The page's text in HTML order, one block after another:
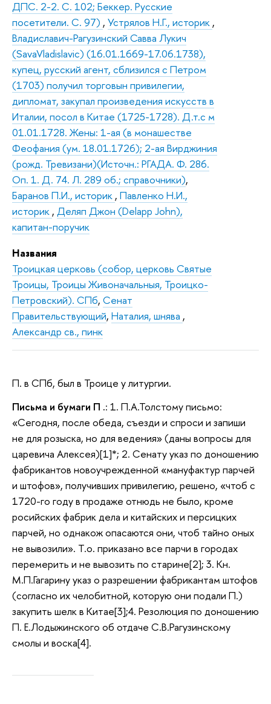
ДПС. 2-2. С. 102; Беккер. Русские
посетители. С. 97) , Устрялов Н.Г., историк ,
Владиславич-Рагузинский Савва Лукич
(SavaVladislavic) (16.01.1669-17.06.1738),
купец, русский агент, сблизился с Петром
(1703) получил торговын привилегии,
дипломат, закупал произведения искусств в
Италии, посол в Китае (1725-1728). Д.т.с м
01.01.1728. Жены: 1-ая (в монашестве
Феофания (ум. 18.01.1726); 2-ая Вирджиния
(рожд. Тревизани)(Источн.: РГАДА. Ф. 286.
Оп. 1. Д. 74. Л. 289 об.; справочники),
Баранов П.И., историк , Павленко Н.И.,
историк , Деляп Джон (Delapp John),
капитан-поручик
Названия
Троицкая церковь (собор, церковь Святые
Троицы, Троицы Живоначальныя, Троицко-
Петровский). СПб, Сенат
Правительствующий, Наталия, шнява ,
Александр св., пинк
П. в СПб, был в Троице у литургии.
Письма и бумаги П .: 1. П.А.Толстому письмо:
«Сегодня, после обеда, съезди и спроси и запиши
не для розыска, но для ведения» (даны вопросы для
царевича Алексея)[1]*; 2. Сенату указ по доношению
фабрикантов новоучрежденной «мануфактур парчей
и штофов», получивших привилегию, решено, «чтоб с
1720-го году в продаже отнюдь не было, кроме
росийских фабрик дела и китайских и персицких
парчей, но однакож опасаются они, чтоб тайно оных
не вывозили». Т.о. приказано все парчи в городах
перемерить и не вывозить по старине[2]; 3. Кн.
М.П.Гагарину указ о разрешении фабрикантам штофов
(согласно их челобитной, которую они подали П.)
закупить шелк в Китае[3];4. Резолюция по доношению
П. Е.Лодыжинского об отдаче С.В.Рагузинскому
смолы и воска[4].